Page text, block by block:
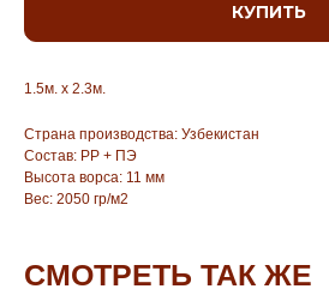
КУПИТЬ
1.5м. х 2.3м.
Страна производства: Узбекистан
Состав: PP + ПЭ
Высота ворса: 11 мм
Вес: 2050 гр/м2
СМОТРЕТЬ ТАК ЖЕ